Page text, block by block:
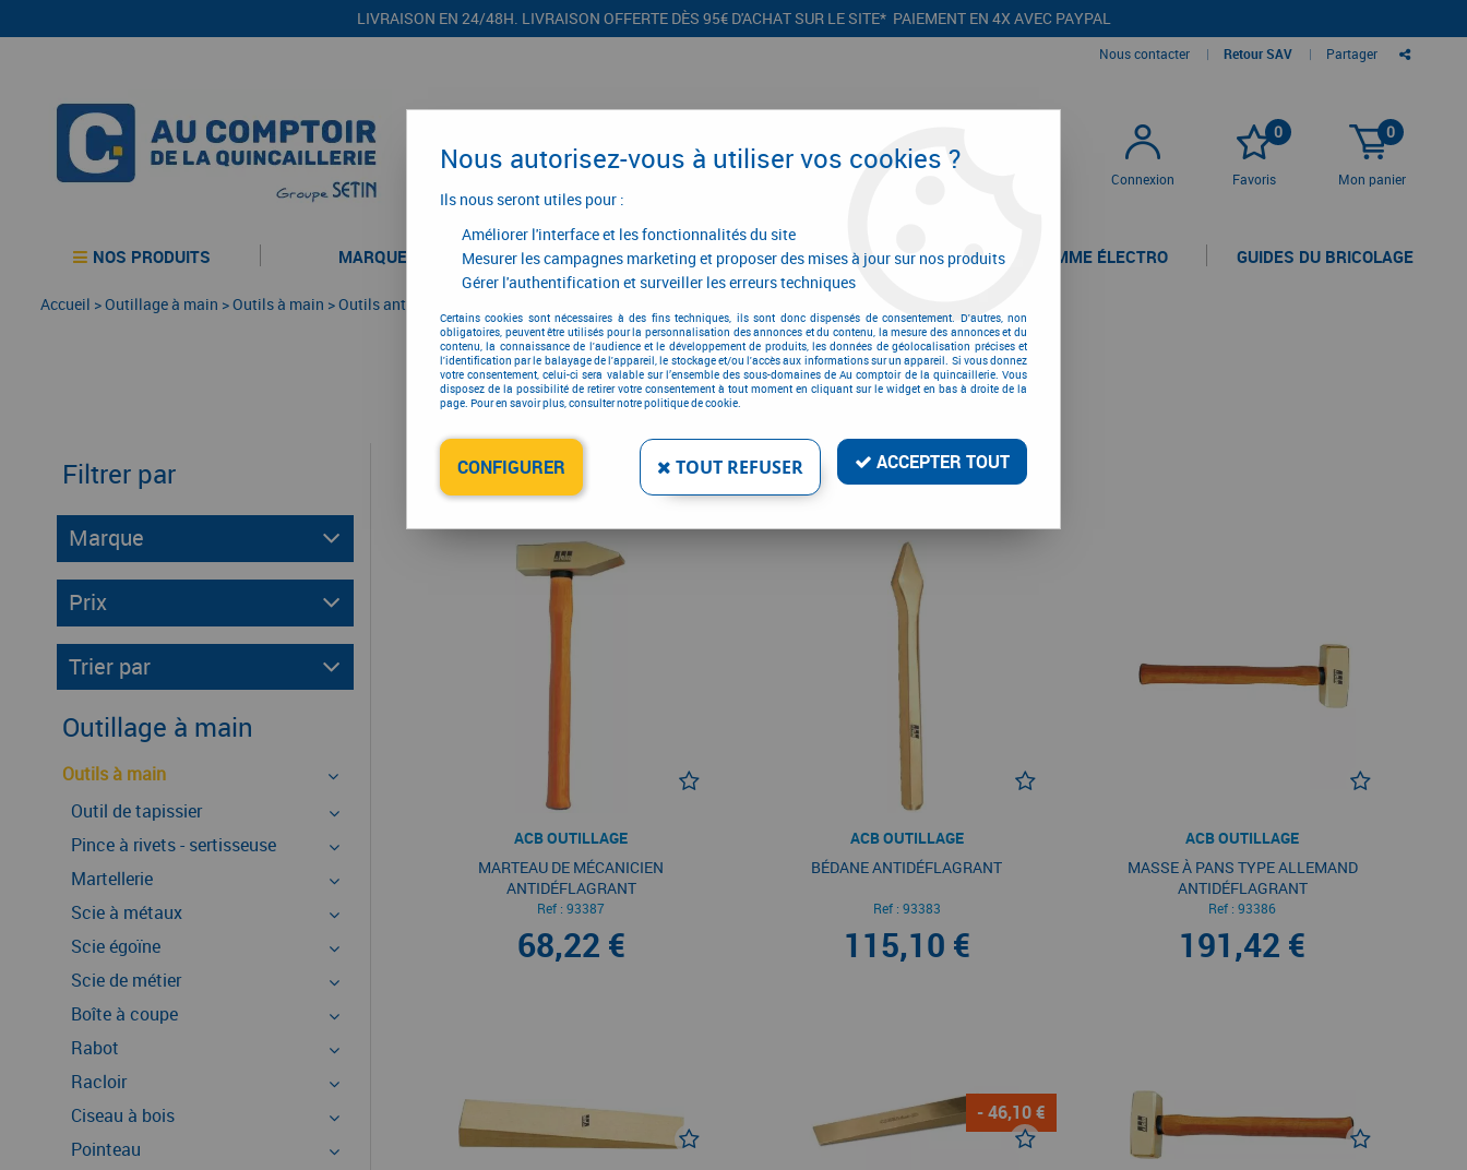
LIVRAISON EN 24/48H. LIVRAISON OFFERTE DÈS 95€ D'ACHAT SUR LE SITE* PAIEMENT EN 4X AVEC PAYPAL
Nous contacter | Retour SAV | Partager
Connexion
0
Favoris
0
Mon panier
NOS PRODUITS MARQUES CONFIGURATEURS PROMOTIONS LA GAMME ÉLECTRO GUIDES DU BRICOLAGE
Accueil >Outillage à main >Outils à main >Outils anti-déflagrants
Martellerie
Filtrer par
Marque
Prix
Trier par
Outillage à main
Outils à main
Outil de tapissier
Pince à rivets - sertisseuse
Martellerie
Scie à métaux
Scie égoïne
Scie de métier
Boîte à coupe
Rabot
Racloir
Ciseau à bois
Pointeau
6 articles sur6
ACB OUTILLAGE
MARTEAU DE MÉCANICIEN
ANTIDÉFLAGRANT
Ref :93387
68,22 €
ACB OUTILLAGE
BÉDANE ANTIDÉFLAGRANT
Ref : 93383
115,10 €
ACB OUTILLAGE
MASSE À PANS TYPE ALLEMAND
ANTIDÉFLAGRANT
Ref :93386
191,42 €
- 46,10 €
Nous autorisez-vous à utiliser vos cookies ?
Ils nous seront utiles pour :
Améliorer l'interface et les fonctionnalités du site
Mesurer les campagnes marketing et proposer des mises à jour sur nos produits
Gérer l'authentification et surveiller les erreurs techniques
Certains cookies sont nécessaires à des fins techniques, ils sont donc dispensés de consentement. D'autres, non
obligatoires, peuvent être utilisés pour la personnalisation des annonces et du contenu, la mesure des annonces et du
contenu, la connaissance de l'audience et le développement de produits, les données de géolocalisation précises et
l'identification par le balayage de l'appareil, le stockage et/ou l'accès aux informations sur un appareil. Si vous donnez
votre consentement, celui-ci sera valable sur l’ensemble des sous-domaines de Au comptoir de la quincaillerie. Vous
disposez de la possibilité de retirer votre consentement à tout moment en cliquant sur le widget en bas à droite de la
page. Pour en savoir plus, consulter notre politique de cookie.
CONFIGURER TOUT REFUSER ACCEPTER TOUT